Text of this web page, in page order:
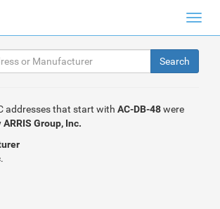
addresses that start with AC-DB-48were
ARRIS Group, Inc.